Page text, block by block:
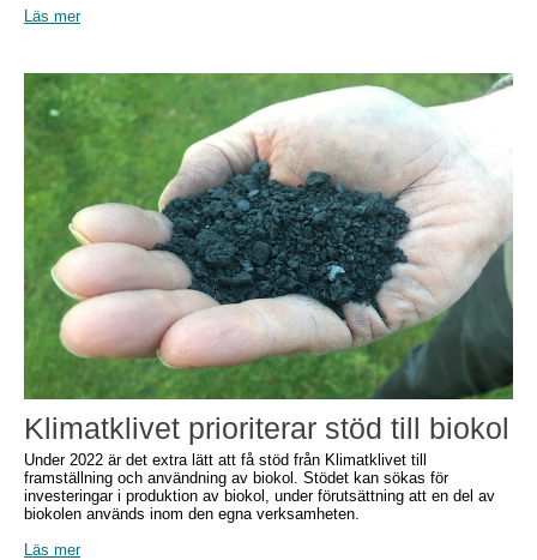
Läs mer
Klimatklivet prioriterar stöd till biokol
Under 2022 är det extra lätt att få stöd från Klimatklivet till
framställning och användning av biokol. Stödet kan sökas för
investeringar i produktion av biokol, under förutsättning att en del av
biokolen används inom den egna verksamheten.
Läs mer